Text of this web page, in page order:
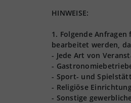
HINWEISE:
1. Folgende
bearbeitet werden,
- Jede Art von
-
- Sport- und
- Religiöse
- Sonstige